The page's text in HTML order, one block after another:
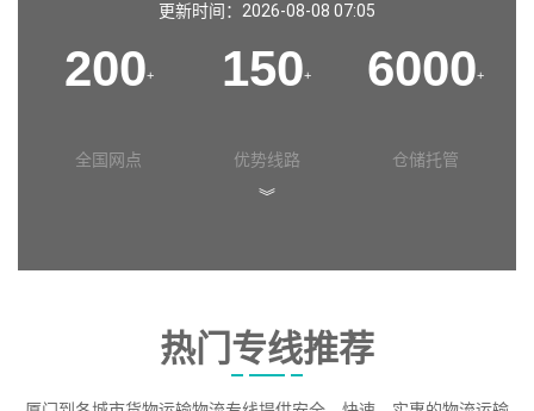
更新时间：2026-08-08 07:05
200+
全国网点
150+
优势线路
6000+
仓储托管
︾
热门专线推荐